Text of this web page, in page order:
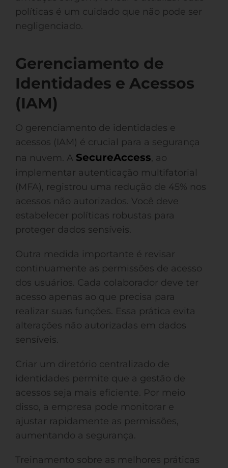
políticas é um cuidado que não pode ser
negligenciado.
Gerenciamento de
Identidades e Acessos
(IAM)
O gerenciamento de identidades e
acessos (IAM) é crucial para a segurança
na nuvem. A SecureAccess, ao
implementar autenticação multifatorial
(MFA), registrou uma redução de 45% nos
acessos não autorizados. Você deve
estabelecer políticas robustas para
proteger dados sensíveis.
Outra medida importante é revisar
continuamente as permissões de acesso
dos usuários. Cada colaborador deve ter
acesso apenas ao que precisa para
realizar suas funções. Essa prática evita
alterações não autorizadas em dados
sensíveis.
Criar um diretório centralizado de
identidades permite que a gestão de
acessos seja mais eficiente. Por meio
disso, a empresa pode monitorar e
ajustar rapidamente as permissões,
aumentando a segurança.
Treinamento sobre as melhores práticas